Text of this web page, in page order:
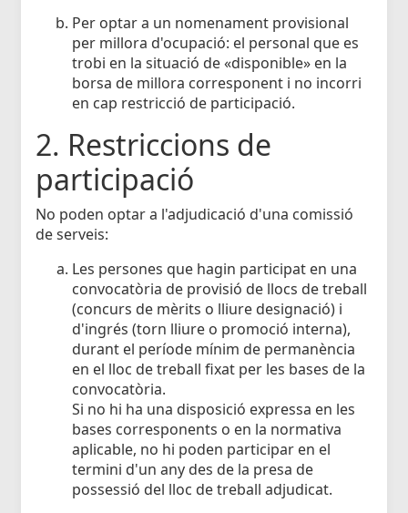
Per optar a un nomenament provisional
per millora d'ocupació: el personal que es
trobi en la situació de «disponible» en la
borsa de millora corresponent i no incorri
en cap restricció de participació.
2. Restriccions de
participació
No poden optar a l'adjudicació d'una comissió
de serveis:
Les persones que hagin participat en una
convocatòria de provisió de llocs de treball
(concurs de mèrits o lliure designació) i
d'ingrés (torn lliure o promoció interna),
durant el període mínim de permanència
en el lloc de treball fixat per les bases de la
convocatòria.
Si no hi ha una disposició expressa en les
bases corresponents o en la normativa
aplicable, no hi poden participar en el
termini d'un any des de la presa de
possessió del lloc de treball adjudicat.